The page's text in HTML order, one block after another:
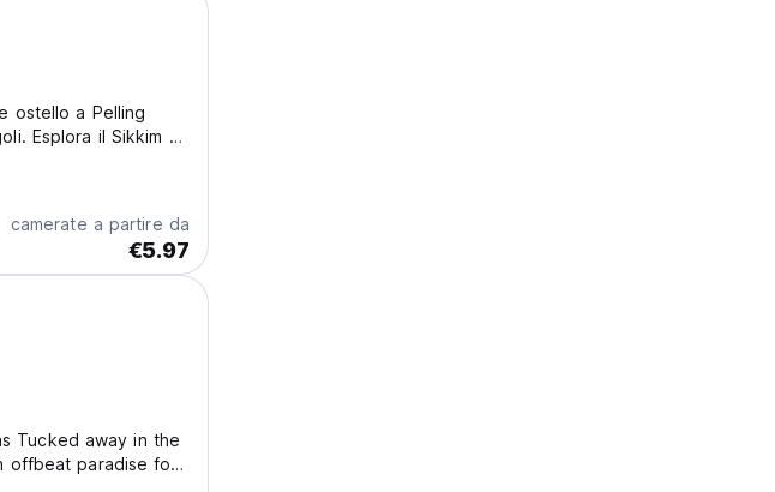
ostello a Pelling
Esplora il Sikkim da
camerate a partire da
€5.97
Tucked away in the
offbeat paradise for